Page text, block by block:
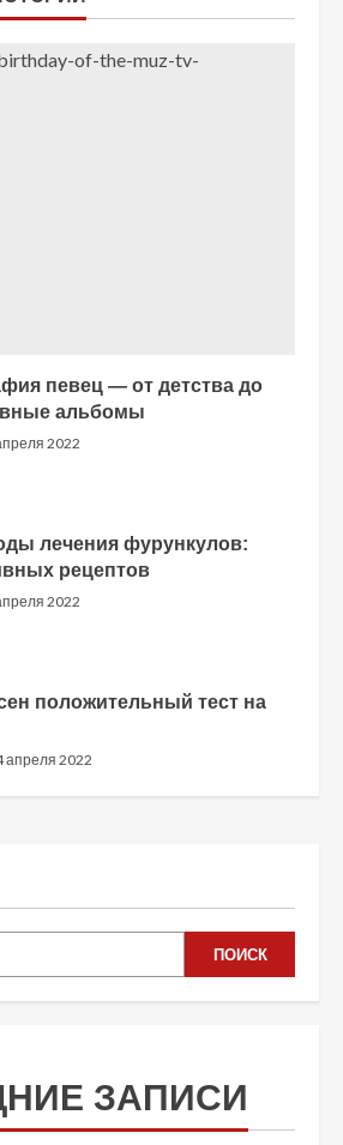
певец — от детства до
альбомы
2022
лечения фурункулов:
рецептов
2022
положительный тест на
апреля 2022
ПОИСК
ЗАПИСИ